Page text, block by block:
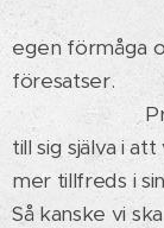
Har
egen förmåga
Precis
till sig själva i
mer
Så kanske vi